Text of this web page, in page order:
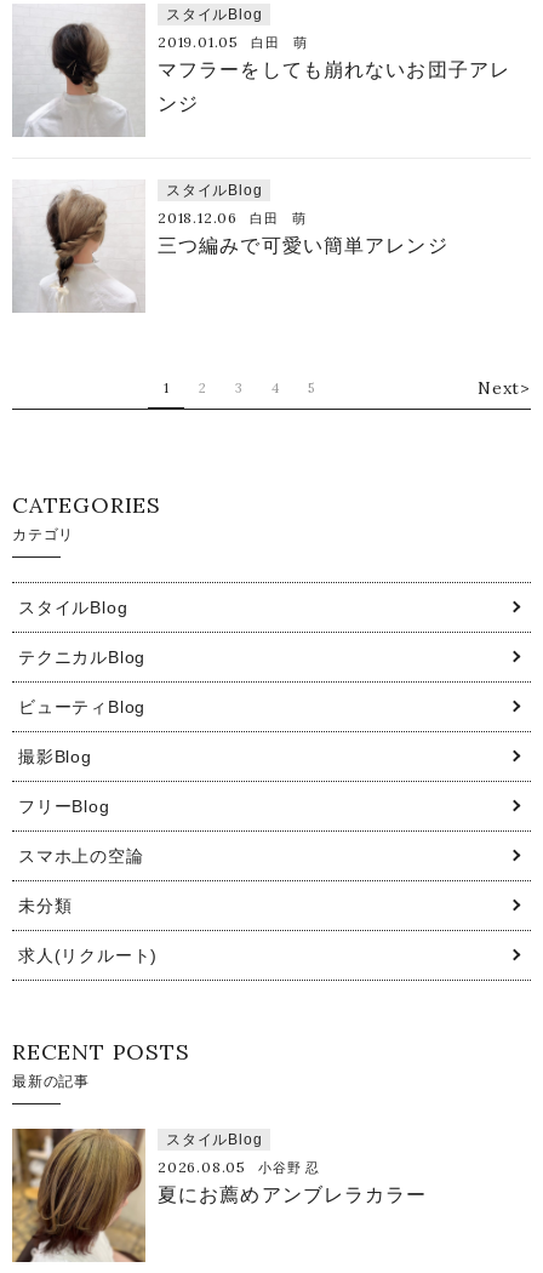
スタイルBlog
2019.01.05 白田 萌
マフラーをしても崩れないお団子アレ
ンジ
スタイルBlog
2018.12.06 白田 萌
三つ編みで可愛い簡単アレンジ
1 2 3 4 5 Next>
CATEGORIES
カテゴリ
スタイルBlog
テクニカルBlog
ビューティBlog
撮影Blog
フリーBlog
スマホ上の空論
未分類
求人(リクルート)
RECENT POSTS
最新の記事
スタイルBlog
2026.08.05 小谷野 忍
夏にお薦めアンブレラカラー